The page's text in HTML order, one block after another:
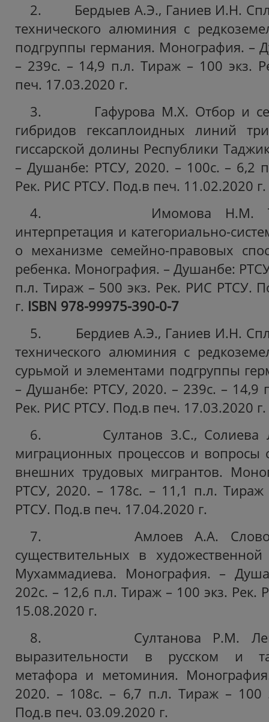
2. Бердыев А.Э., Ганиев И.Н.
технического алюминия с
подгруппы германия. Монография. –
– 239с. – 14,9 п.л. Тираж – 100 экз.
печ. 17.03.2020 г.
3. Гафурова М.Х. Отбор и
гибридов гексаплоидных линий
гиссарской долины Республики
– Душанбе: РТСУ, 2020. – 100с. – 6,2
Рек. РИС РТСУ. Под.в печ. 11.02.2020 г.
4. Имомова Н.М.
интерпретация и категориально-
о механизме семейно-правовых
ребенка. Монография. – Душанбе:
п.л. Тираж – 500 экз. Рек. РИС РТСУ.
г. ISBN 978-99975-390-0-7
5. Бердиев А.Э., Ганиев И.Н.
технического алюминия с
сурьмой и элементами подгруппы
– Душанбе: РТСУ, 2020. – 239с. – 14,9
Рек. РИС РТСУ. Под.в печ. 17.03.2020 г.
6. Султанов З.С., Солиева
миграционных процессов и вопросы
внешних трудовых мигрантов.
РТСУ, 2020. – 178с. – 11,1 п.л. Тираж
РТСУ. Под.в печ. 17.04.2020 г.
7. Амлоев А.А.
существительных в
Мухаммадиева. Монография. –
202с. – 12,6 п.л. Тираж – 100 экз. Рек.
15.08.2020 г.
8. Султанова Р.М.
выразительности в русском и
метафора и метоминия.
2020. – 108с. – 6,7 п.л. Тираж – 100
Под.в печ. 03.09.2020 г.